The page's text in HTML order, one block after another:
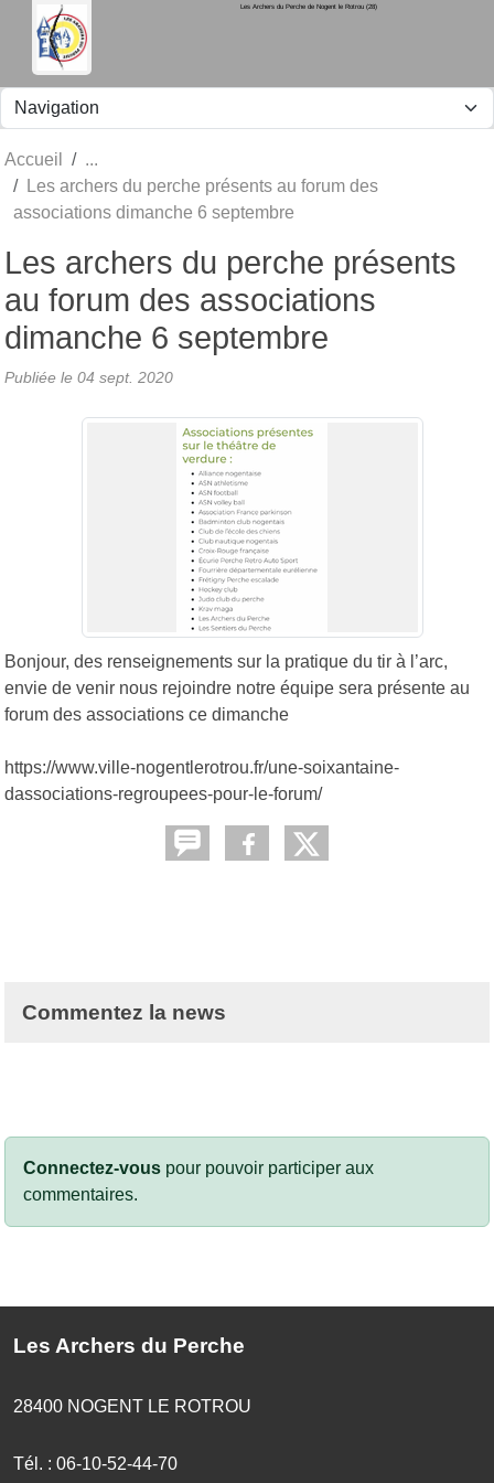
Les Archers du Perche de Nogent le Rotrou (28)
Accueil
Les archers du perche présents au forum des
associations dimanche 6 septembre
Les archers du perche présents
au forum des associations
dimanche 6 septembre
Publiée le 04 sept. 2020
Bonjour, des renseignements sur la pratique du tir à l’arc,
envie de venir nous rejoindre notre équipe sera présente au
forum des associations ce dimanche
https://www.ville-nogentlerotrou.fr/une-soixantaine-
dassociations-regroupees-pour-le-forum/
Commentez la news
Connectez-vous pour pouvoir participer aux
commentaires.
Les Archers du Perche
28400 NOGENT LE ROTROU
Tél. : 06-10-52-44-70
Panneau de gestion des cookies